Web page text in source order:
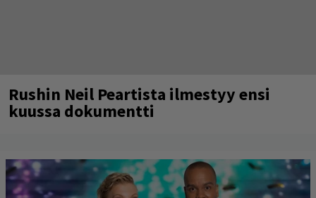
Rushin Neil Peartista ilmestyy ensi
kuussa dokumentti